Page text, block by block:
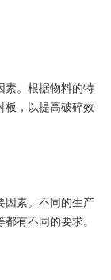
素。根据物料的特
板，以提高破碎效
因素。不同的生产
有不同的要求。